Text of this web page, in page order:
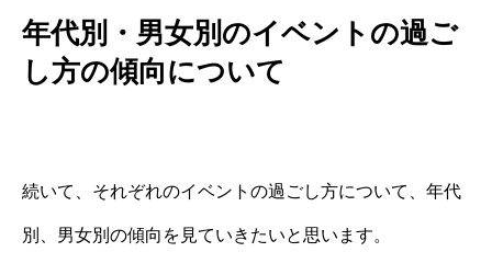
年代別・男女別のイベントの過ご
し方の傾向について
続いて、それぞれのイベントの過ごし方について、年代
別、男女別の傾向を見ていきたいと思います。